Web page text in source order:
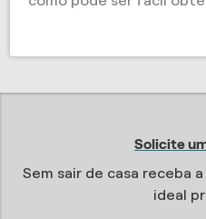
Solicite
Sem sair de casa receba
ideal